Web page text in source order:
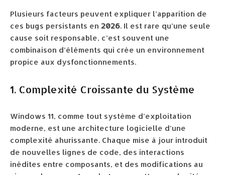
Plusieurs facteurs peuvent expliquer l’apparition de
ces bugs persistants en 2026. Il est rare qu’une seule
cause soit responsable, c’est souvent une
combinaison d’éléments qui crée un environnement
propice aux dysfonctionnements.
1. Complexité Croissante du Système
Windows 11, comme tout système d’exploitation
moderne, est une architecture logicielle d’une
complexité ahurissante. Chaque mise à jour introduit
de nouvelles lignes de code, des interactions
inédites entre composants, et des modifications au